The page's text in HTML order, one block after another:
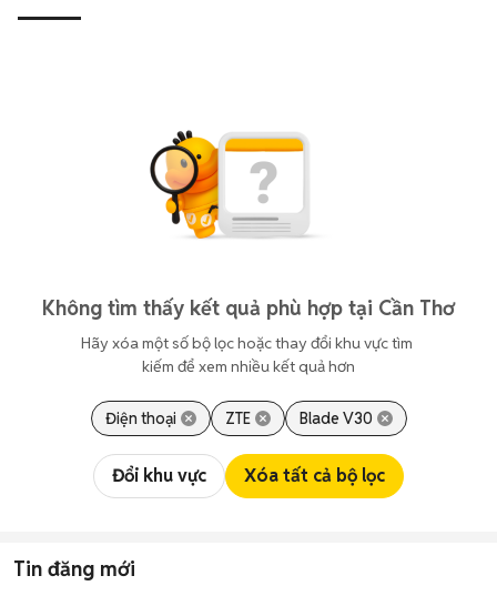
Không tìm thấy kết quả phù hợp tại Cần Thơ
Hãy xóa một số bộ lọc hoặc thay đổi khu vực tìm
kiếm để xem nhiều kết quả hơn
Điện thoại ZTE Blade V30
Đổi khu vực Xóa tất cả bộ lọc
Tin đăng mới